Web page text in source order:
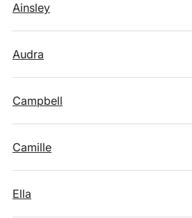
Ainsley
Audra
Campbell
Camille
Ella